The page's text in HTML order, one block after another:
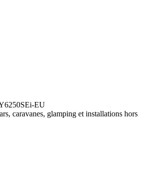
EU
caravanes, glamping et installations hors